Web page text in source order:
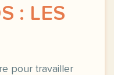
: LES
pour travailler